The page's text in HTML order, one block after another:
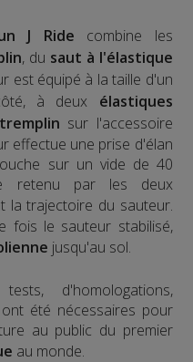
J Ride combine les
, du saut à l'élastique
est équipé à la taille d'un
à deux élastiques
tremplin sur l'accessoire
effectue une prise d'élan
sur un vide de 40
retenu par les deux
la trajectoire du sauteur.
fois le sauteur stabilisé,
jusqu'au sol.
d'homologations,
été nécessaires pour
au public du premier
au monde.